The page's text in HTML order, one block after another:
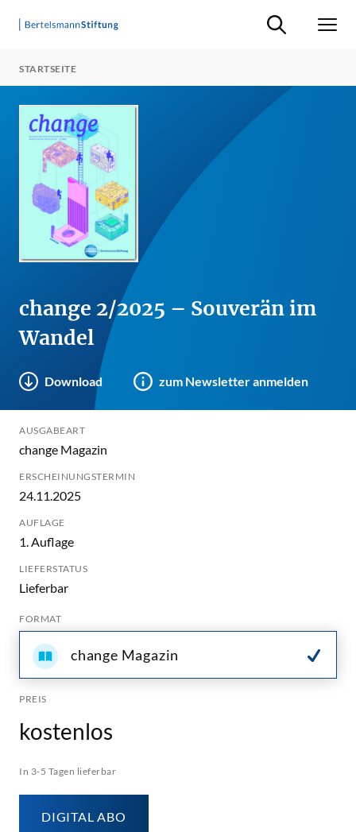
Suche ein-/
STARTSEITE
change 2/2025 – Souverän im
Wandel
Download zum Newsletter anmelden
AUSGABEART
change Magazin
ERSCHEINUNGSTERMIN
24.11.2025
AUFLAGE
1. Auflage
LIEFERSTATUS
Lieferbar
FORMAT
change Magazin
PREIS
kostenlos
In 3-5 Tagen lieferbar
DIGITAL ABO